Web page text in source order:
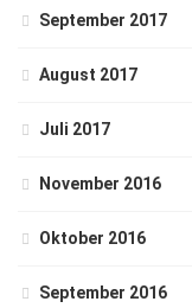
September 2017
August 2017
Juli 2017
November 2016
Oktober 2016
September 2016